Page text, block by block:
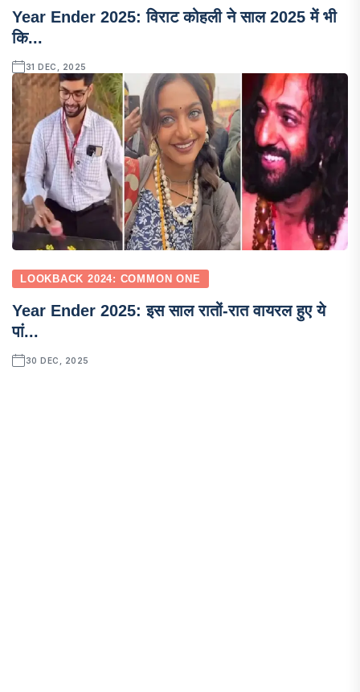
Year Ender 2025: विराट कोहली ने साल 2025 में भी
कि...
31 DEC, 2025
LOOKBACK 2024: COMMON ONE
Year Ender 2025: इस साल रातों-रात वायरल हुए ये
पां...
30 DEC, 2025